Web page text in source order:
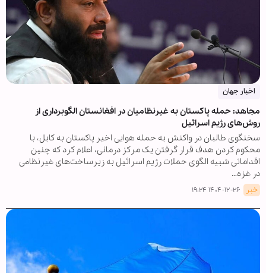
اخبار جهان
مجاهد: حمله پاکستان به غیرنظامیان در افغانستان الگوبرداری از
روش‌های رژیم اسرائیل
سخنگوی طالبان در واکنش به حمله هوایی اخیر پاکستان به کابل، با
محکوم کردن هدف قرار گرفتن یک مرکز درمانی، اعلام کرد که چنین
اقداماتی شبیه الگوی حملات رژیم اسرائیل به زیرساخت‌های غیرنظامی
در غزه…
خبر ۱۴۰۴-۱۲-۲۶ ۱۹:۲۴